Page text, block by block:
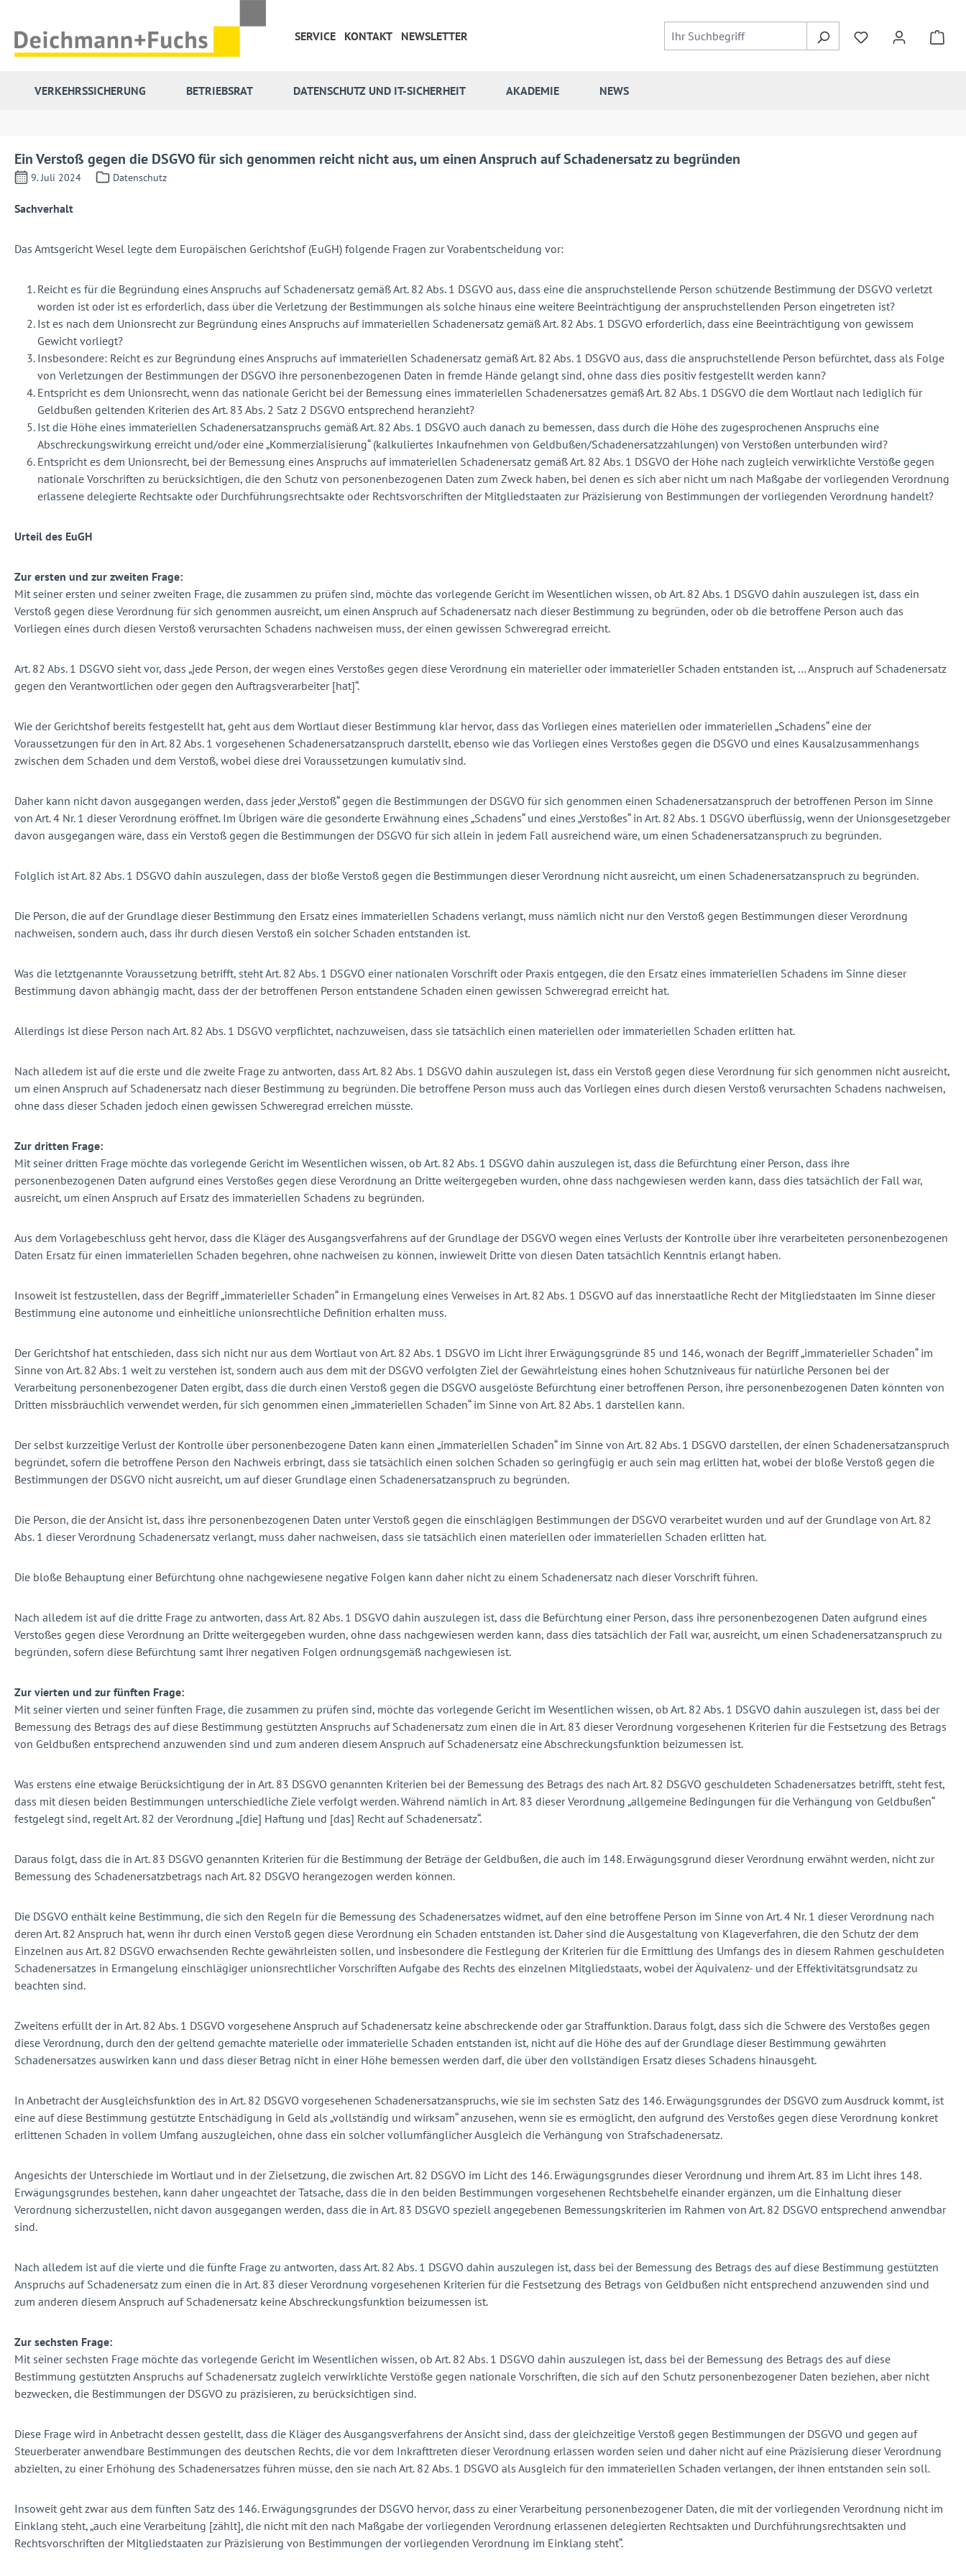
SERVICE
KONTAKT NEWSLETTER
VERKEHRSSICHERUNG BETRIEBSRAT DATENSCHUTZ UND IT-SICHERHEIT AKADEMIE NEWS
Ein Verstoß gegen die DSGVO für sich genommen reicht nicht aus, um einen Anspruch auf Schadenersatz zu begründen
9. Juli 2024 Datenschutz
Sachverhalt
Das Amtsgericht Wesel legte dem Europäischen Gerichtshof (EuGH) folgende Fragen zur Vorabentscheidung vor:
Reicht es für die Begründung eines Anspruchs auf Schadenersatz gemäß Art. 82 Abs. 1 DSGVO aus, dass eine die anspruchstellende Person schützende Bestimmung der DSGVO verletzt
worden ist oder ist es erforderlich, dass über die Verletzung der Bestimmungen als solche hinaus eine weitere Beeinträchtigung der anspruchstellenden Person eingetreten ist?
Ist es nach dem Unionsrecht zur Begründung eines Anspruchs auf immateriellen Schadenersatz gemäß Art. 82 Abs. 1 DSGVO erforderlich, dass eine Beeinträchtigung von gewissem
Gewicht vorliegt?
Insbesondere: Reicht es zur Begründung eines Anspruchs auf immateriellen Schadenersatz gemäß Art. 82 Abs. 1 DSGVO aus, dass die anspruchstellende Person befürchtet, dass als Folge
von Verletzungen der Bestimmungen der DSGVO ihre personenbezogenen Daten in fremde Hände gelangt sind, ohne dass dies positiv festgestellt werden kann?
Entspricht es dem Unionsrecht, wenn das nationale Gericht bei der Bemessung eines immateriellen Schadenersatzes gemäß Art. 82 Abs. 1 DSGVO die dem Wortlaut nach lediglich für
Geldbußen geltenden Kriterien des Art. 83 Abs. 2 Satz 2 DSGVO entsprechend heranzieht?
Ist die Höhe eines immateriellen Schadenersatzanspruchs gemäß Art. 82 Abs. 1 DSGVO auch danach zu bemessen, dass durch die Höhe des zugesprochenen Anspruchs eine
Abschreckungswirkung erreicht und/oder eine „Kommerzialisierung“ (kalkuliertes Inkaufnehmen von Geldbußen/Schadenersatzzahlungen) von Verstößen unterbunden wird?
Entspricht es dem Unionsrecht, bei der Bemessung eines Anspruchs auf immateriellen Schadenersatz gemäß Art. 82 Abs. 1 DSGVO der Höhe nach zugleich verwirklichte Verstöße gegen
nationale Vorschriften zu berücksichtigen, die den Schutz von personenbezogenen Daten zum Zweck haben, bei denen es sich aber nicht um nach Maßgabe der vorliegenden Verordnung
erlassene delegierte Rechtsakte oder Durchführungsrechtsakte oder Rechtsvorschriften der Mitgliedstaaten zur Präzisierung von Bestimmungen der vorliegenden Verordnung handelt?
Urteil des EuGH
Zur ersten und zur zweiten Frage:
Mit seiner ersten und seiner zweiten Frage, die zusammen zu prüfen sind, möchte das vorlegende Gericht im Wesentlichen wissen, ob Art. 82 Abs. 1 DSGVO dahin auszulegen ist, dass ein
Verstoß gegen diese Verordnung für sich genommen ausreicht, um einen Anspruch auf Schadenersatz nach dieser Bestimmung zu begründen, oder ob die betroffene Person auch das
Vorliegen eines durch diesen Verstoß verursachten Schadens nachweisen muss, der einen gewissen Schweregrad erreicht.
Art. 82 Abs. 1 DSGVO sieht vor, dass „jede Person, der wegen eines Verstoßes gegen diese Verordnung ein materieller oder immaterieller Schaden entstanden ist, … Anspruch auf Schadenersatz
gegen den Verantwortlichen oder gegen den Auftragsverarbeiter [hat]“.
Wie der Gerichtshof bereits festgestellt hat, geht aus dem Wortlaut dieser Bestimmung klar hervor, dass das Vorliegen eines materiellen oder immateriellen „Schadens“ eine der
Voraussetzungen für den in Art. 82 Abs. 1 vorgesehenen Schadenersatzanspruch darstellt, ebenso wie das Vorliegen eines Verstoßes gegen die DSGVO und eines Kausalzusammenhangs
zwischen dem Schaden und dem Verstoß, wobei diese drei Voraussetzungen kumulativ sind.
Daher kann nicht davon ausgegangen werden, dass jeder „Verstoß“ gegen die Bestimmungen der DSGVO für sich genommen einen Schadenersatzanspruch der betroffenen Person im Sinne
von Art. 4 Nr. 1 dieser Verordnung eröffnet. Im Übrigen wäre die gesonderte Erwähnung eines „Schadens“ und eines „Verstoßes“ in Art. 82 Abs. 1 DSGVO überflüssig, wenn der Unionsgesetzgeber
davon ausgegangen wäre, dass ein Verstoß gegen die Bestimmungen der DSGVO für sich allein in jedem Fall ausreichend wäre, um einen Schadenersatzanspruch zu begründen.
Folglich ist Art. 82 Abs. 1 DSGVO dahin auszulegen, dass der bloße Verstoß gegen die Bestimmungen dieser Verordnung nicht ausreicht, um einen Schadenersatzanspruch zu begründen.
Die Person, die auf der Grundlage dieser Bestimmung den Ersatz eines immateriellen Schadens verlangt, muss nämlich nicht nur den Verstoß gegen Bestimmungen dieser Verordnung
nachweisen, sondern auch, dass ihr durch diesen Verstoß ein solcher Schaden entstanden ist.
Was die letztgenannte Voraussetzung betrifft, steht Art. 82 Abs. 1 DSGVO einer nationalen Vorschrift oder Praxis entgegen, die den Ersatz eines immateriellen Schadens im Sinne dieser
Bestimmung davon abhängig macht, dass der der betroffenen Person entstandene Schaden einen gewissen Schweregrad erreicht hat.
Allerdings ist diese Person nach Art. 82 Abs. 1 DSGVO verpflichtet, nachzuweisen, dass sie tatsächlich einen materiellen oder immateriellen Schaden erlitten hat.
Nach alledem ist auf die erste und die zweite Frage zu antworten, dass Art. 82 Abs. 1 DSGVO dahin auszulegen ist, dass ein Verstoß gegen diese Verordnung für sich genommen nicht ausreicht,
um einen Anspruch auf Schadenersatz nach dieser Bestimmung zu begründen. Die betroffene Person muss auch das Vorliegen eines durch diesen Verstoß verursachten Schadens nachweisen,
ohne dass dieser Schaden jedoch einen gewissen Schweregrad erreichen müsste.
Zur dritten Frage:
Mit seiner dritten Frage möchte das vorlegende Gericht im Wesentlichen wissen, ob Art. 82 Abs. 1 DSGVO dahin auszulegen ist, dass die Befürchtung einer Person, dass ihre
personenbezogenen Daten aufgrund eines Verstoßes gegen diese Verordnung an Dritte weitergegeben wurden, ohne dass nachgewiesen werden kann, dass dies tatsächlich der Fall war,
ausreicht, um einen Anspruch auf Ersatz des immateriellen Schadens zu begründen.
Aus dem Vorlagebeschluss geht hervor, dass die Kläger des Ausgangsverfahrens auf der Grundlage der DSGVO wegen eines Verlusts der Kontrolle über ihre verarbeiteten personenbezogenen
Daten Ersatz für einen immateriellen Schaden begehren, ohne nachweisen zu können, inwieweit Dritte von diesen Daten tatsächlich Kenntnis erlangt haben.
Insoweit ist festzustellen, dass der Begriff „immaterieller Schaden“ in Ermangelung eines Verweises in Art. 82 Abs. 1 DSGVO auf das innerstaatliche Recht der Mitgliedstaaten im Sinne dieser
Bestimmung eine autonome und einheitliche unionsrechtliche Definition erhalten muss.
Der Gerichtshof hat entschieden, dass sich nicht nur aus dem Wortlaut von Art. 82 Abs. 1 DSGVO im Licht ihrer Erwägungsgründe 85 und 146, wonach der Begriff „immaterieller Schaden“ im
Sinne von Art. 82 Abs. 1 weit zu verstehen ist, sondern auch aus dem mit der DSGVO verfolgten Ziel der Gewährleistung eines hohen Schutzniveaus für natürliche Personen bei der
Verarbeitung personenbezogener Daten ergibt, dass die durch einen Verstoß gegen die DSGVO ausgelöste Befürchtung einer betroffenen Person, ihre personenbezogenen Daten könnten von
Dritten missbräuchlich verwendet werden, für sich genommen einen „immateriellen Schaden“ im Sinne von Art. 82 Abs. 1 darstellen kann.
Der selbst kurzzeitige Verlust der Kontrolle über personenbezogene Daten kann einen „immateriellen Schaden“ im Sinne von Art. 82 Abs. 1 DSGVO darstellen, der einen Schadenersatzanspruch
begründet, sofern die betroffene Person den Nachweis erbringt, dass sie tatsächlich einen solchen Schaden so geringfügig er auch sein mag erlitten hat, wobei der bloße Verstoß gegen die
Bestimmungen der DSGVO nicht ausreicht, um auf dieser Grundlage einen Schadenersatzanspruch zu begründen.
Die Person, die der Ansicht ist, dass ihre personenbezogenen Daten unter Verstoß gegen die einschlägigen Bestimmungen der DSGVO verarbeitet wurden und auf der Grundlage von Art. 82
Abs. 1 dieser Verordnung Schadenersatz verlangt, muss daher nachweisen, dass sie tatsächlich einen materiellen oder immateriellen Schaden erlitten hat.
Die bloße Behauptung einer Befürchtung ohne nachgewiesene negative Folgen kann daher nicht zu einem Schadenersatz nach dieser Vorschrift führen.
Nach alledem ist auf die dritte Frage zu antworten, dass Art. 82 Abs. 1 DSGVO dahin auszulegen ist, dass die Befürchtung einer Person, dass ihre personenbezogenen Daten aufgrund eines
Verstoßes gegen diese Verordnung an Dritte weitergegeben wurden, ohne dass nachgewiesen werden kann, dass dies tatsächlich der Fall war, ausreicht, um einen Schadenersatzanspruch zu
begründen, sofern diese Befürchtung samt ihrer negativen Folgen ordnungsgemäß nachgewiesen ist.
Zur vierten und zur fünften Frage:
Mit seiner vierten und seiner fünften Frage, die zusammen zu prüfen sind, möchte das vorlegende Gericht im Wesentlichen wissen, ob Art. 82 Abs. 1 DSGVO dahin auszulegen ist, dass bei der
Bemessung des Betrags des auf diese Bestimmung gestützten Anspruchs auf Schadenersatz zum einen die in Art. 83 dieser Verordnung vorgesehenen Kriterien für die Festsetzung des Betrags
von Geldbußen entsprechend anzuwenden sind und zum anderen diesem Anspruch auf Schadenersatz eine Abschreckungsfunktion beizumessen ist.
Was erstens eine etwaige Berücksichtigung der in Art. 83 DSGVO genannten Kriterien bei der Bemessung des Betrags des nach Art. 82 DSGVO geschuldeten Schadenersatzes betrifft, steht fest,
dass mit diesen beiden Bestimmungen unterschiedliche Ziele verfolgt werden. Während nämlich in Art. 83 dieser Verordnung „allgemeine Bedingungen für die Verhängung von Geldbußen“
festgelegt sind, regelt Art. 82 der Verordnung „[die] Haftung und [das] Recht auf Schadenersatz“.
Daraus folgt, dass die in Art. 83 DSGVO genannten Kriterien für die Bestimmung der Beträge der Geldbußen, die auch im 148. Erwägungsgrund dieser Verordnung erwähnt werden, nicht zur
Bemessung des Schadenersatzbetrags nach Art. 82 DSGVO herangezogen werden können.
Die DSGVO enthält keine Bestimmung, die sich den Regeln für die Bemessung des Schadenersatzes widmet, auf den eine betroffene Person im Sinne von Art. 4 Nr. 1 dieser Verordnung nach
deren Art. 82 Anspruch hat, wenn ihr durch einen Verstoß gegen diese Verordnung ein Schaden entstanden ist. Daher sind die Ausgestaltung von Klageverfahren, die den Schutz der dem
Einzelnen aus Art. 82 DSGVO erwachsenden Rechte gewährleisten sollen, und insbesondere die Festlegung der Kriterien für die Ermittlung des Umfangs des in diesem Rahmen geschuldeten
Schadenersatzes in Ermangelung einschlägiger unionsrechtlicher Vorschriften Aufgabe des Rechts des einzelnen Mitgliedstaats, wobei der Äquivalenz- und der Effektivitätsgrundsatz zu
beachten sind.
Zweitens erfüllt der in Art. 82 Abs. 1 DSGVO vorgesehene Anspruch auf Schadenersatz keine abschreckende oder gar Straffunktion. Daraus folgt, dass sich die Schwere des Verstoßes gegen
diese Verordnung, durch den der geltend gemachte materielle oder immaterielle Schaden entstanden ist, nicht auf die Höhe des auf der Grundlage dieser Bestimmung gewährten
Schadenersatzes auswirken kann und dass dieser Betrag nicht in einer Höhe bemessen werden darf, die über den vollständigen Ersatz dieses Schadens hinausgeht.
In Anbetracht der Ausgleichsfunktion des in Art. 82 DSGVO vorgesehenen Schadenersatzanspruchs, wie sie im sechsten Satz des 146. Erwägungsgrundes der DSGVO zum Ausdruck kommt, ist
eine auf diese Bestimmung gestützte Entschädigung in Geld als „vollständig und wirksam“ anzusehen, wenn sie es ermöglicht, den aufgrund des Verstoßes gegen diese Verordnung konkret
erlittenen Schaden in vollem Umfang auszugleichen, ohne dass ein solcher vollumfänglicher Ausgleich die Verhängung von Strafschadenersatz.
Angesichts der Unterschiede im Wortlaut und in der Zielsetzung, die zwischen Art. 82 DSGVO im Licht des 146. Erwägungsgrundes dieser Verordnung und ihrem Art. 83 im Licht ihres 148.
Erwägungsgrundes bestehen, kann daher ungeachtet der Tatsache, dass die in den beiden Bestimmungen vorgesehenen Rechtsbehelfe einander ergänzen, um die Einhaltung dieser
Verordnung sicherzustellen, nicht davon ausgegangen werden, dass die in Art. 83 DSGVO speziell angegebenen Bemessungskriterien im Rahmen von Art. 82 DSGVO entsprechend anwendbar
sind.
Nach alledem ist auf die vierte und die fünfte Frage zu antworten, dass Art. 82 Abs. 1 DSGVO dahin auszulegen ist, dass bei der Bemessung des Betrags des auf diese Bestimmung gestützten
Anspruchs auf Schadenersatz zum einen die in Art. 83 dieser Verordnung vorgesehenen Kriterien für die Festsetzung des Betrags von Geldbußen nicht entsprechend anzuwenden sind und
zum anderen diesem Anspruch auf Schadenersatz keine Abschreckungsfunktion beizumessen ist.
Zur sechsten Frage:
Mit seiner sechsten Frage möchte das vorlegende Gericht im Wesentlichen wissen, ob Art. 82 Abs. 1 DSGVO dahin auszulegen ist, dass bei der Bemessung des Betrags des auf diese
Bestimmung gestützten Anspruchs auf Schadenersatz zugleich verwirklichte Verstöße gegen nationale Vorschriften, die sich auf den Schutz personenbezogener Daten beziehen, aber nicht
bezwecken, die Bestimmungen der DSGVO zu präzisieren, zu berücksichtigen sind.
Diese Frage wird in Anbetracht dessen gestellt, dass die Kläger des Ausgangsverfahrens der Ansicht sind, dass der gleichzeitige Verstoß gegen Bestimmungen der DSGVO und gegen auf
Steuerberater anwendbare Bestimmungen des deutschen Rechts, die vor dem Inkrafttreten dieser Verordnung erlassen worden seien und daher nicht auf eine Präzisierung dieser Verordnung
abzielten, zu einer Erhöhung des Schadenersatzes führen müsse, den sie nach Art. 82 Abs. 1 DSGVO als Ausgleich für den immateriellen Schaden verlangen, der ihnen entstanden sein soll.
Insoweit geht zwar aus dem fünften Satz des 146. Erwägungsgrundes der DSGVO hervor, dass zu einer Verarbeitung personenbezogener Daten, die mit der vorliegenden Verordnung nicht im
Einklang steht, „auch eine Verarbeitung [zählt], die nicht mit den nach Maßgabe der vorliegenden Verordnung erlassenen delegierten Rechtsakten und Durchführungsrechtsakten und
Rechtsvorschriften der Mitgliedstaaten zur Präzisierung von Bestimmungen der vorliegenden Verordnung im Einklang steht“.